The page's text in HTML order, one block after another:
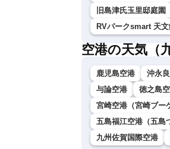
旧島津氏玉里邸庭園
RVパークsmart 天
空港の天気（
鹿児島空港 沖永
与論空港
徳之島
宮崎空港（宮崎ブー
五島福江空港（五島
九州佐賀国際空港